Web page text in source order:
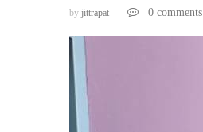
by jittrapat 0 comments